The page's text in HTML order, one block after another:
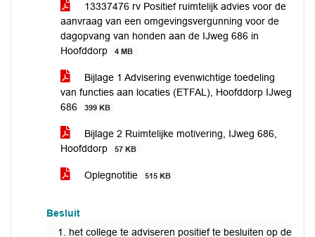
13337476 rv Positief ruimtelijk advies voor de
aanvraag van een omgevingsvergunning voor de
dagopvang van honden aan de IJweg 686 in
Hoofddorp
4 MB
Bijlage 1 Advisering evenwichtige toedeling
van functies aan locaties (ETFAL), Hoofddorp IJweg
686
399 KB
Bijlage 2 Ruimtelijke motivering, IJweg 686,
Hoofddorp
57 KB
Oplegnotitie 515 KB
Besluit
het college te adviseren positief te besluiten op de